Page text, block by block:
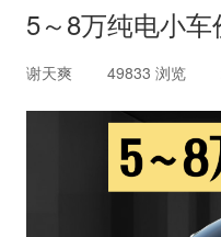
5～8万纯电小
谢天爽 49833 浏览